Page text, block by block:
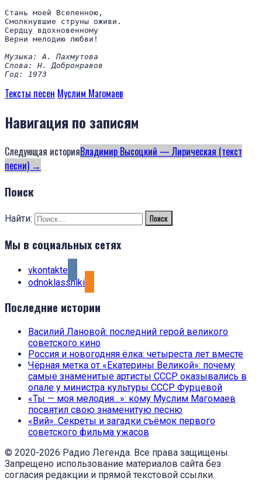
Стань моей Вселенною,
Смолкнувшие струны оживи.
Сердцу вдохновенному
Верни мелодию любви!
Музыка: А. Пахмутова
Слова: Н. Добронравов
Год: 1973
Тексты песен Муслим Магомаев
Навигация по записям
Следующая историяВладимир Высоцкий — Лирическая (текст
песни) →
Поиск
Найти:
Мы в социальных сетях
vkontakte
odnoklassniki
Последние истории
Василий Лановой: последний герой великого
советского кино
Россия и новогодняя ёлка: четыреста лет вместе
Чёрная метка от «Екатерины Великой»: почему
самые знаменитые артисты СССР оказывались в
опале у министра культуры СССР Фурцевой
«Ты — моя мелодия…»: кому Муслим Магомаев
посвятил свою знаменитую песню
«Вий». Секреты и загадки съёмок первого
советского фильма ужасов
© 2020-2026 Радио Легенда. Все права защищены.
Запрещено использование материалов сайта без
согласия редакции и прямой текстовой ссылки.